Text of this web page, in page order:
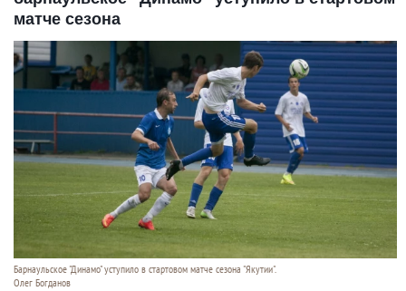
матче сезона
Барнаульское "Динамо" уступило в стартовом матче сезона "Якутии".
Олег Богданов